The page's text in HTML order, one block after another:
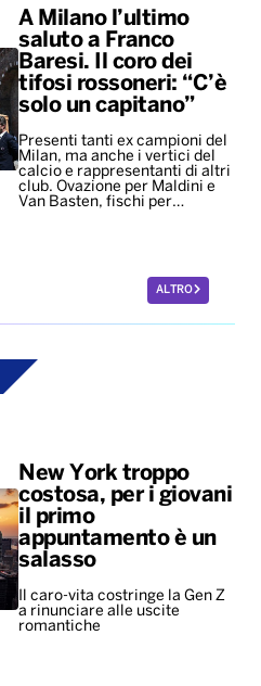
A Milano l’ultimo
saluto a Franco
Baresi. Il coro dei
tifosi rossoneri: “C’è
solo un capitano”
Presenti tanti ex campioni del
Milan, ma anche i vertici del
calcio e rappresentanti di altri
club. Ovazione per Maldini e
Van Basten, fischi per…
ALTRO
New York troppo
costosa, per i giovani
il primo
appuntamento è un
salasso
Il caro-vita costringe la Gen Z
a rinunciare alle uscite
romantiche